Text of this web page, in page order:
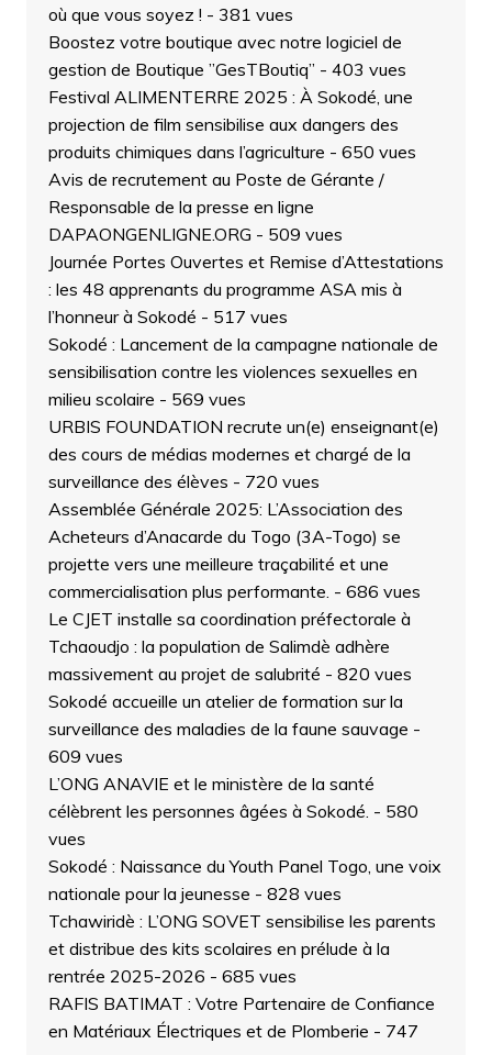
où que vous soyez ! - 381 vues
Boostez votre boutique avec notre logiciel de
gestion de Boutique ”GesTBoutiq” - 403 vues
Festival ALIMENTERRE 2025 : À Sokodé, une
projection de film sensibilise aux dangers des
produits chimiques dans l’agriculture - 650 vues
Avis de recrutement au Poste de Gérante /
Responsable de la presse en ligne
DAPAONGENLIGNE.ORG - 509 vues
Journée Portes Ouvertes et Remise d’Attestations
: les 48 apprenants du programme ASA mis à
l’honneur à Sokodé - 517 vues
Sokodé : Lancement de la campagne nationale de
sensibilisation contre les violences sexuelles en
milieu scolaire - 569 vues
URBIS FOUNDATION recrute un(e) enseignant(e)
des cours de médias modernes et chargé de la
surveillance des élèves - 720 vues
Assemblée Générale 2025: L’Association des
Acheteurs d’Anacarde du Togo (3A-Togo) se
projette vers une meilleure traçabilité et une
commercialisation plus performante. - 686 vues
Le CJET installe sa coordination préfectorale à
Tchaoudjo : la population de Salimdè adhère
massivement au projet de salubrité - 820 vues
Sokodé accueille un atelier de formation sur la
surveillance des maladies de la faune sauvage -
609 vues
L’ONG ANAVIE et le ministère de la santé
célèbrent les personnes âgées à Sokodé. - 580
vues
Sokodé : Naissance du Youth Panel Togo, une voix
nationale pour la jeunesse - 828 vues
Tchawiridè : L’ONG SOVET sensibilise les parents
et distribue des kits scolaires en prélude à la
rentrée 2025-2026 - 685 vues
RAFIS BATIMAT : Votre Partenaire de Confiance
en Matériaux Électriques et de Plomberie - 747